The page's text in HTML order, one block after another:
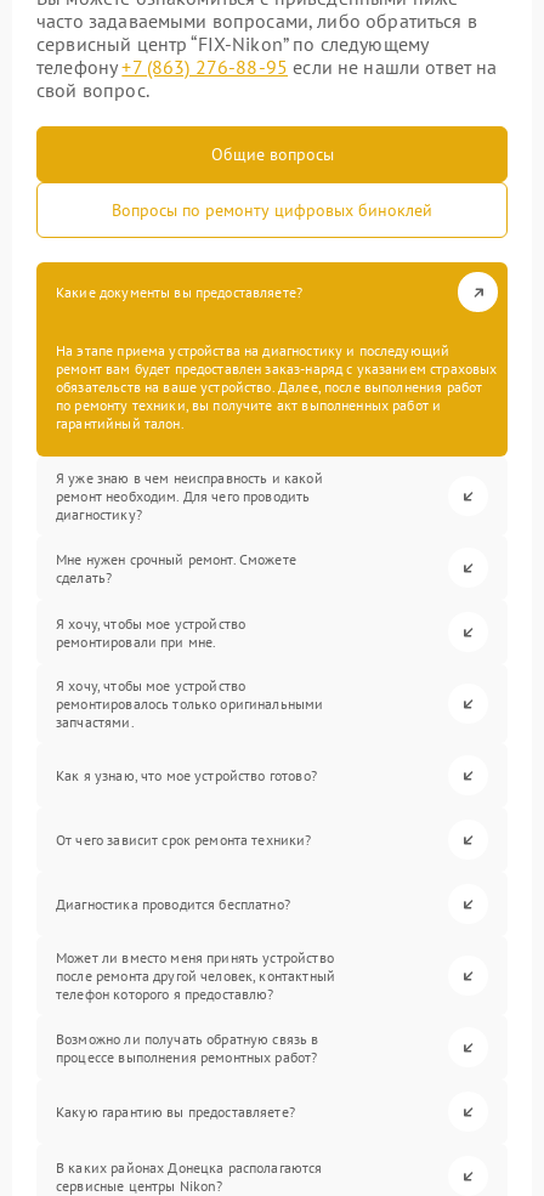
часто задаваемыми вопросами, либо обратиться в
сервисный центр “FIX-Nikon” по следующему
телефону+7 (863) 276-88-95 если не нашли ответ на
свой вопрос.
Общие вопросы
Вопросы по ремонту цифровых биноклей
Какие документы вы предоставляете?
На этапе приема устройства на диагностику и последующий
ремонт вам будет предоставлен заказ-наряд с указанием страховых
обязательств на ваше устройство. Далее, после выполнения работ
по ремонту техники, вы получите акт выполненных работ и
гарантийный талон.
Я уже знаю в чем неисправность и какой
ремонт необходим. Для чего проводить
диагностику?
Мне нужен срочный ремонт. Сможете
сделать?
Я хочу, чтобы мое устройство
ремонтировали при мне.
Я хочу, чтобы мое устройство
ремонтировалось только оригинальными
запчастями.
Как я узнаю, что мое устройство готово?
От чего зависит срок ремонта техники?
Диагностика проводится бесплатно?
Может ли вместо меня принять устройство
после ремонта другой человек, контактный
телефон которого я предоставлю?
Возможно ли получать обратную связь в
процессе выполнения ремонтных работ?
Какую гарантию вы предоставляете?
В каких районах Донецка располагаются
сервисные центры Nikon?